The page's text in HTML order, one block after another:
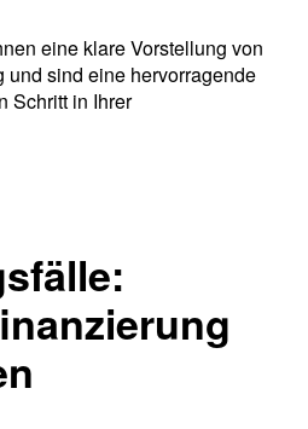
eine klare Vorstellung von
sind eine hervorragende
Schritt in Ihrer